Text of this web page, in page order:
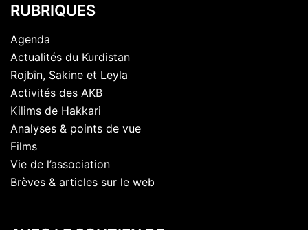
RUBRIQUES
Agenda
Actualités du Kurdistan
Rojbîn, Sakine et Leyla
Activités des AKB
Kilims de Hakkari
Analyses & points de vue
Films
Vie de l’association
Brèves & articles sur le web